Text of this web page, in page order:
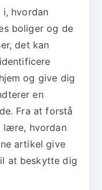
hvordan
boliger og de
det kan
og give dig
en
Fra at forstå
lære, hvordan
artikel give
at beskytte dig